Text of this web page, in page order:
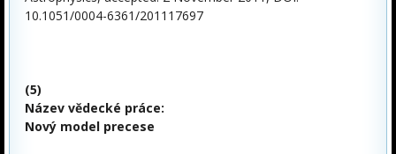
10.1051/0004-6361/201117697
(5)
Název vědecké práce:
Nový model precese